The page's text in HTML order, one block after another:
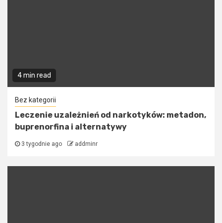
4 min read
Bez kategorii
Leczenie uzależnień od narkotyków: metadon,
buprenorfina i alternatywy
3 tygodnie ago addminr